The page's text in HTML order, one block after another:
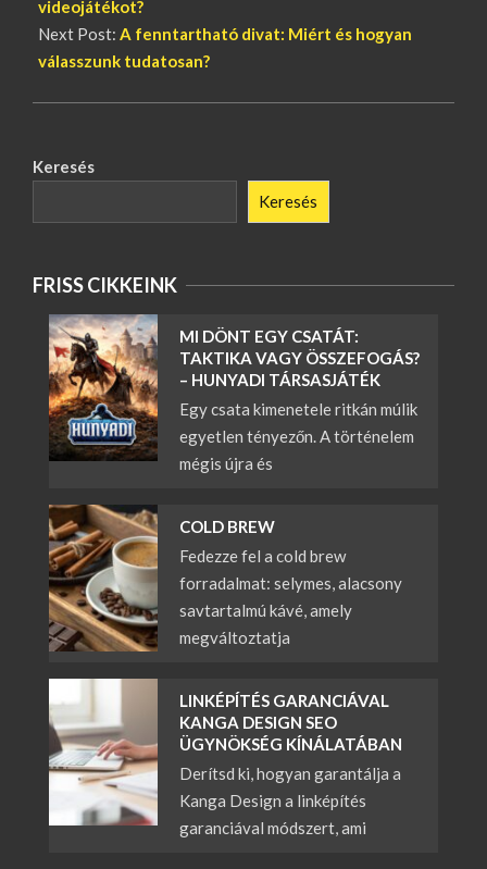
videojátékot?
Next Post: A fenntartható divat: Miért és hogyan
válasszunk tudatosan?
Keresés
Keresés
FRISS CIKKEINK
MI DÖNT EGY CSATÁT:
TAKTIKA VAGY ÖSSZEFOGÁS?
– HUNYADI TÁRSASJÁTÉK
Egy csata kimenetele ritkán múlik
egyetlen tényezőn. A történelem
mégis újra és
COLD BREW
Fedezze fel a cold brew
forradalmat: selymes, alacsony
savtartalmú kávé, amely
megváltoztatja
LINKÉPÍTÉS GARANCIÁVAL
KANGA DESIGN SEO
ÜGYNÖKSÉG KÍNÁLATÁBAN
Derítsd ki, hogyan garantálja a
Kanga Design a linképítés
garanciával módszert, ami